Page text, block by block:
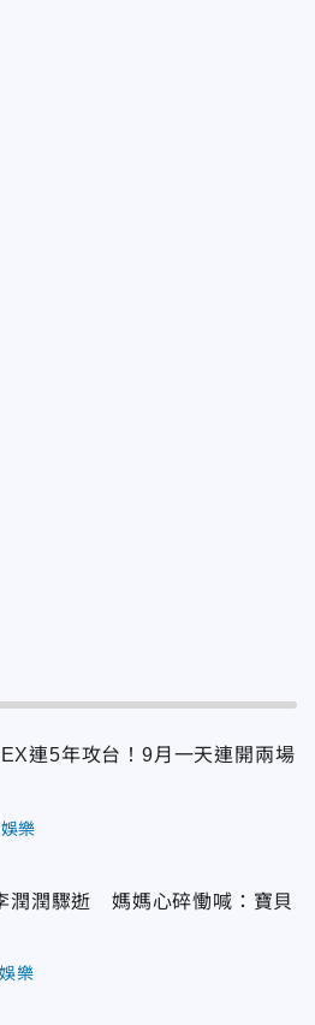
連5年攻台！9月一天連開兩場
娛樂
潤潤驟逝 媽媽心碎慟喊：寶貝
娛樂